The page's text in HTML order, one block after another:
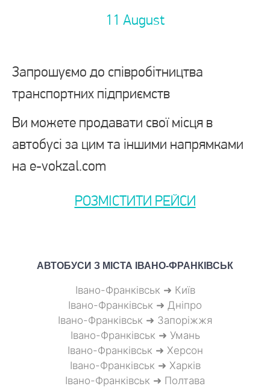
11 August
Запрошуємо до співробітництва
транспортних підприємств
Ви можете продавати свої місця в
автобусі за цим та іншими напрямками
на e-vokzal.com
РОЗМІСТИТИ РЕЙСИ
АВТОБУСИ З МІСТА ІВАНО-ФРАНКІВСЬК
Івано-Франківськ ➜ Київ
Івано-Франківськ ➜ Дніпро
Івано-Франківськ ➜ Запоріжжя
Івано-Франківськ ➜ Умань
Івано-Франківськ ➜ Херсон
Івано-Франківськ ➜ Харків
Івано-Франківськ ➜ Полтава